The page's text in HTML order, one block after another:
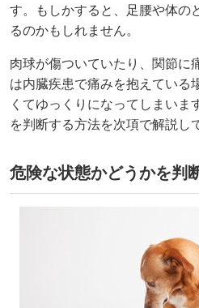
す。もしかすると、足腰や体の
るのかもしれません。
肉球が傷ついていたり、関節に
は内臓疾患で痛みを抱えている
くてゆっくりになってしまいま
を判断する方法を次項で解説し
危険な状態かどうかを判